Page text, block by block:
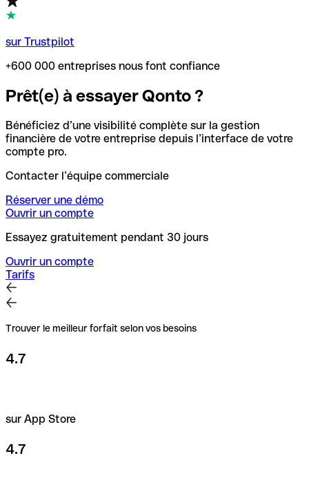
sur Trustpilot
+600 000 entreprises nous font confiance
Prêt(e) à essayer Qonto ?
Bénéficiez d’une visibilité complète sur la gestion
financière de votre entreprise depuis l’interface de votre
compte pro.
Contacter l’équipe commerciale
Réserver une démo
Ouvrir un compte
Essayez gratuitement pendant 30 jours
Ouvrir un compte
Tarifs
Trouver le meilleur forfait selon vos besoins
4.7
sur App Store
4.7